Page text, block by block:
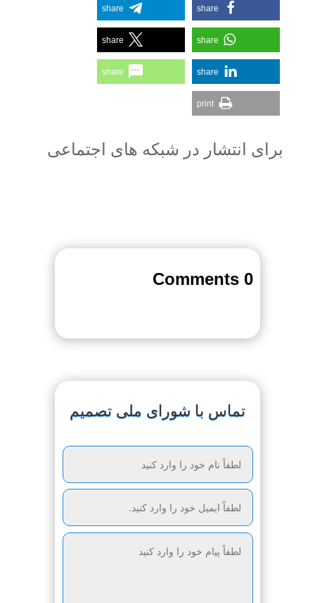
share
share
share
share
share
share
print
برای انتشار در شبکه های اجتماعی
0 Comments
تماس با شورای ملی تصمیم